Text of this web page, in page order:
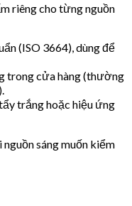
riêng cho từng nguồn
(ISO 3664), dùng để
trong cửa hàng (thường
trắng hoặc hiệu ứng
sáng muốn kiểm